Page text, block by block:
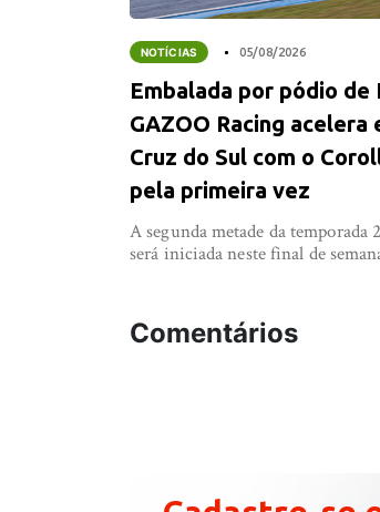
NOTÍCIAS 05/08/2026
Embalada por pódio de
GAZOO Racing acelera
Cruz do Sul com o
pela primeira vez
A segunda metade da temporada
será iniciada neste final de
Comentários